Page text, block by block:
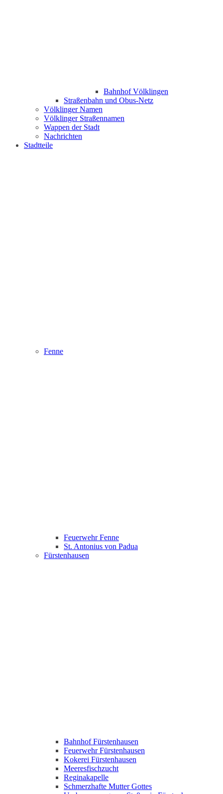
Bahnhof Völklingen
Straßenbahn und Obus-Netz
Völklinger Namen
Völklinger Straßennamen
Wappen der Stadt
Nachrichten
Stadtteile
Fenne
Feuerwehr Fenne
St. Antonius von Padua
Fürstenhausen
Bahnhof Fürstenhausen
Feuerwehr Fürstenhausen
Kokerei Fürstenhausen
Meeresfischzucht
Reginakapelle
Schmerzhafte Mutter Gottes